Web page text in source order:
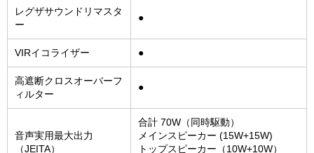
レグザサウンドリマスタ
ー
●
VIRイコライザー ●
高遮断クロスオーバーフ
ィルター
●
音声実用最大出力
（JEITA）
合計 70W（同時駆動）
メインスピーカー (15W+15W)
トップスピーカー（10W+10W）